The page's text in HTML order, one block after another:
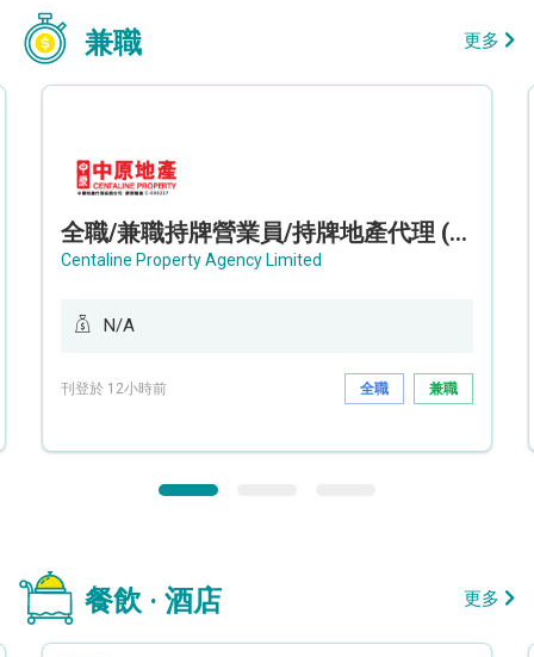
兼職 更多
全職/兼職持牌營業員/持牌地產代理 (長沙灣/將軍澳/油塘)
Centaline Property Agency Limited
N/A
刊登於 12小時前 全職 兼職
餐飲 · 酒店 更多